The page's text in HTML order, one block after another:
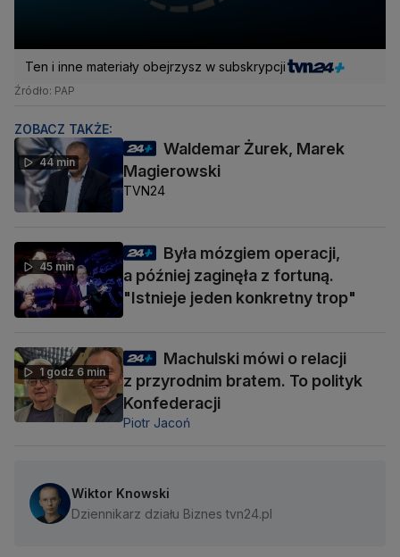
Ten i inne materiały obejrzysz w subskrypcji
Źródło: PAP
ZOBACZ TAKŻE:
44 min
Waldemar Żurek, Marek
Magierowski
TVN24
45 min
Była mózgiem operacji,
a później zaginęła z fortuną.
"Istnieje jeden konkretny trop"
1 godz 6 min
Machulski mówi o relacji
z przyrodnim bratem. To polityk
Konfederacji
Piotr Jacoń
Wiktor Knowski
Dziennikarz działu Biznes tvn24.pl